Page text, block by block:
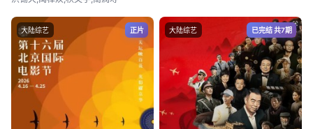
大陆综艺 正片 大陆综艺 已完结 共7期